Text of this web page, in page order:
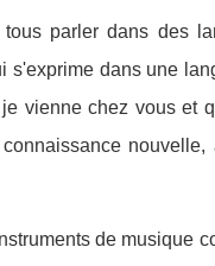
parler dans des
s'exprime dans une
vienne chez vous et
de musique